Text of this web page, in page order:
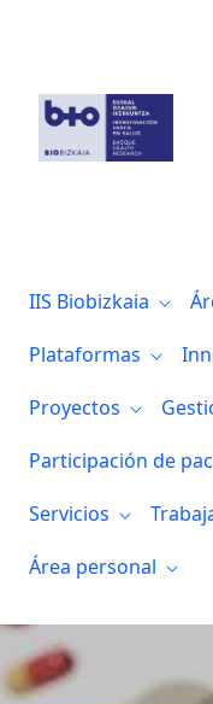
IIS Biobizkaia
Plataformas
Proyectos
Participación de
Servicios
Área personal